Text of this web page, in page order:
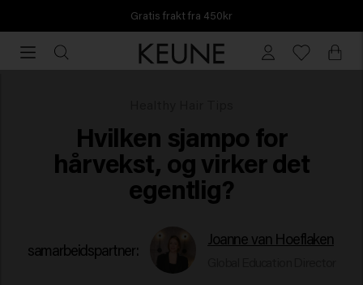
Gratis frakt fra 450kr
frakt
Hvilken sjampo for
hårvekst, og virker det
egentlig?
samarbeidspartner:
Joanne van Hoeflaken